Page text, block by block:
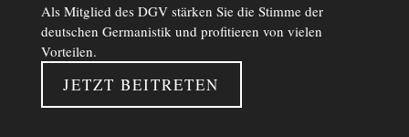
Als Mitglied des DGV stärken Sie die Stimme der
deutschen Germanistik und profitieren von vielen
Vorteilen.
JETZT BEITRETEN